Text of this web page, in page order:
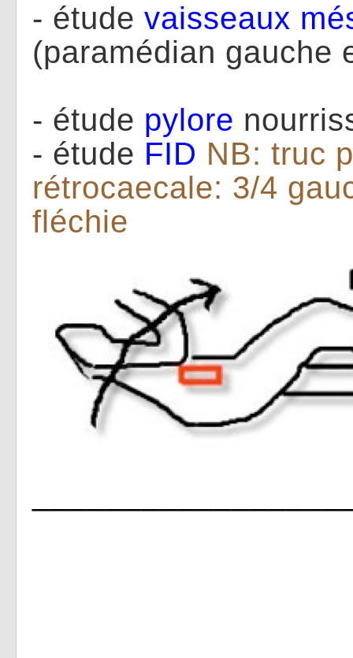
- étude vaisseaux
(paramédian gauche
- étude pylore
- étude FID NB: truc
rétrocaecale: 3/4
fléchie